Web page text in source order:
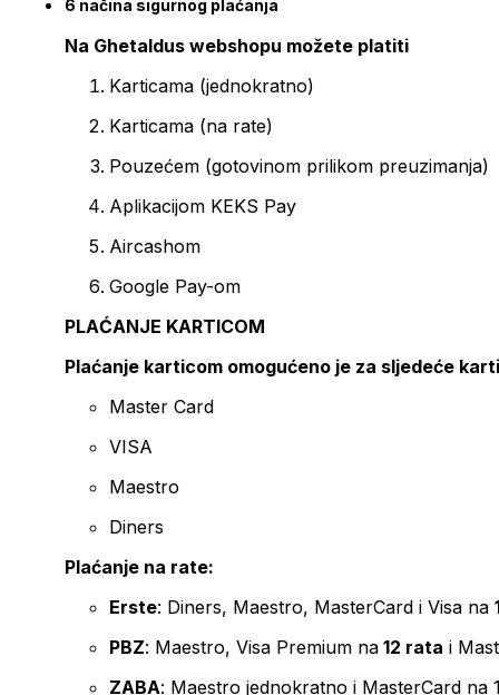
6 načina sigurnog plaćanja
Na Ghetaldus webshopu možete platiti
Karticama (jednokratno)
Karticama (na rate)
Pouzećem (gotovinom prilikom preuzimanja)
Aplikacijom KEKS Pay
Aircashom
Google Pay-om
PLAĆANJE KARTICOM
Plaćanje karticom omogućeno je za sljedeće
Master Card
VISA
Maestro
Diners
Plaćanje na rate:
Erste: Diners, Maestro, MasterCard i Visa na
PBZ: Maestro, Visa Premium na 12 rata i
ZABA: Maestro jednokratno i MasterCard na